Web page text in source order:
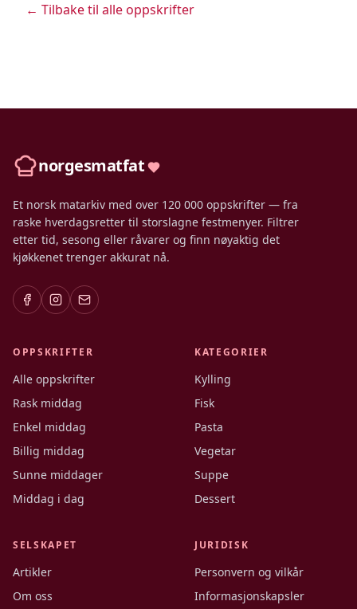
← Tilbake til alle oppskrifter
norgesmatfat
Et norsk matarkiv med over 120 000 oppskrifter — fra
raske hverdagsretter til storslagne festmenyer. Filtrer
etter tid, sesong eller råvarer og finn nøyaktig det
kjøkkenet trenger akkurat nå.
OPPSKRIFTER
Alle oppskrifter
Rask middag
Enkel middag
Billig middag
Sunne middager
Middag i dag
KATEGORIER
Kylling
Fisk
Pasta
Vegetar
Suppe
Dessert
SELSKAPET
Artikler
Om oss
JURIDISK
Personvern og vilkår
Informasjonskapsler